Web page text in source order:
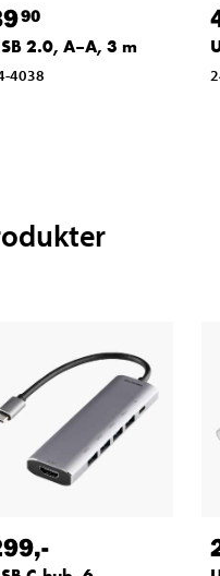
90
2.0, A–A, 3 m
4038
,-